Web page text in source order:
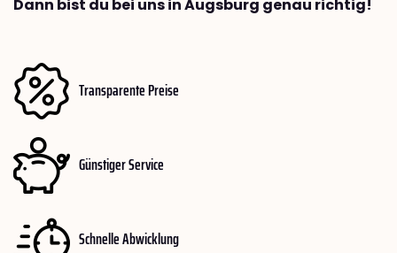
Dann bist du bei uns in Augsburg genau richtig!
Transparente Preise
Günstiger Service
Schnelle Abwicklung